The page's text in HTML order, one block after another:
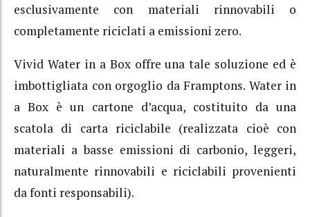
esclusivamente con materiali rinnovabili o
completamente riciclati a emissioni zero.
Vivid Water in a Box offre una tale soluzione ed è
imbottigliata con orgoglio da Framptons. Water in
a Box è un cartone d’acqua, costituito da una
scatola di carta riciclabile (realizzata cioè con
materiali a basse emissioni di carbonio, leggeri,
naturalmente rinnovabili e riciclabili provenienti
da fonti responsabili).